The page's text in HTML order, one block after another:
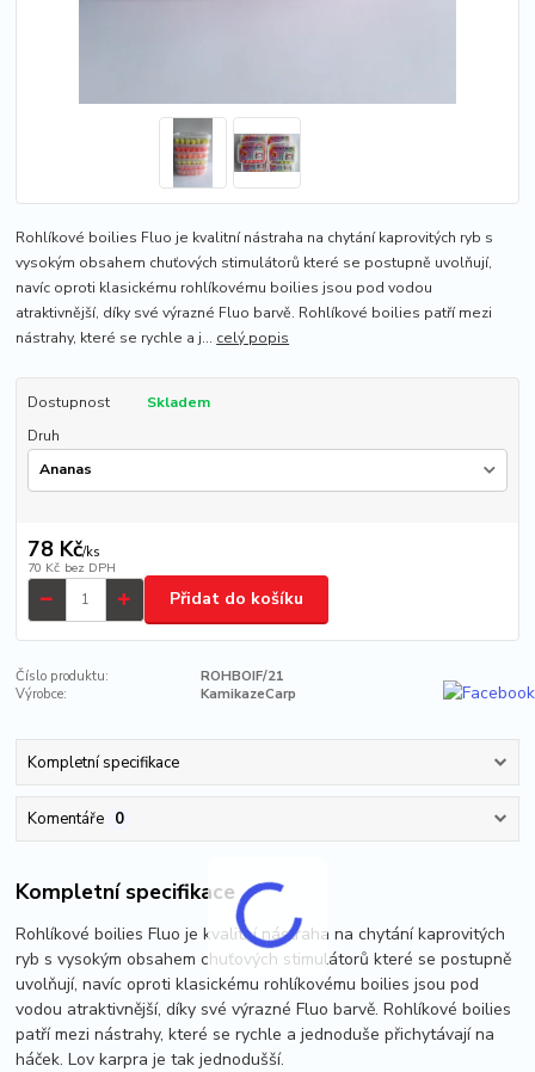
Rohlíkové boilies Fluo je kvalitní nástraha na chytání kaprovitých ryb s
vysokým obsahem chuťových stimulátorů které se postupně uvolňují,
navíc oproti klasickému rohlíkovému boilies jsou pod vodou
atraktivnější, díky své výrazné Fluo barvě. Rohlíkové boilies patří mezi
nástrahy, které se rychle a j... celý popis
Dostupnost
Skladem
Druh
78 Kč/ks
70 Kč bez DPH
Přidat do košíku
Číslo produktu:
ROHBOIF/21
Výrobce:
KamikazeCarp
Kompletní specifikace
Komentáře 0
Kompletní specifikace
Rohlíkové boilies Fluo je kvalitní nástraha na chytání kaprovitých
ryb s vysokým obsahem chuťových stimulátorů které se postupně
uvolňují, navíc oproti klasickému rohlíkovému boilies jsou pod
vodou atraktivnější, díky své výrazné Fluo barvě. Rohlíkové boilies
patří mezi nástrahy, které se rychle a jednoduše přichytávají na
háček. Lov karpra je tak jednodušší.